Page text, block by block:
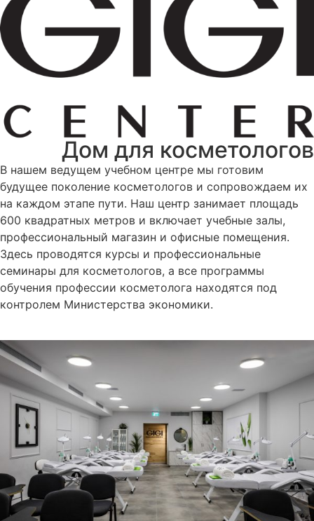
Дом для косметологов
В нашем ведущем учебном центре мы готовим
будущее поколение косметологов и сопровождаем их
на каждом этапе пути. Наш центр занимает площадь
600 квадратных метров и включает учебные залы,
профессиональный магазин и офисные помещения.
Здесь проводятся курсы и профессиональные
семинары для косметологов, а все программы
обучения профессии косметолога находятся под
контролем Министерства экономики.